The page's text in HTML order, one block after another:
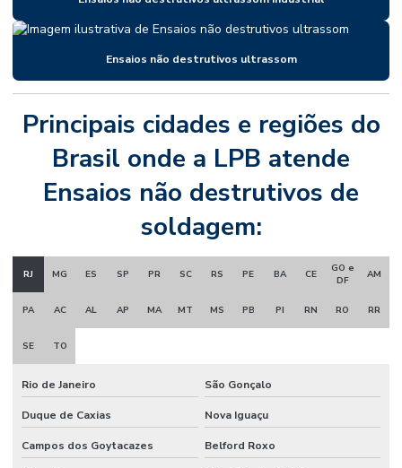
Ensaios não destrutivos ultrassom
Principais cidades e regiões do
Brasil onde a LPB atende
Ensaios não destrutivos de
soldagem:
RJ MG ES SP PR SC RS PE BA CE
GO e
DF
AM
PA AC AL AP MA MT MS PB PI RN RO RR
SE TO
Rio de Janeiro São Gonçalo
Duque de Caxias Nova Iguaçu
Campos dos Goytacazes Belford Roxo